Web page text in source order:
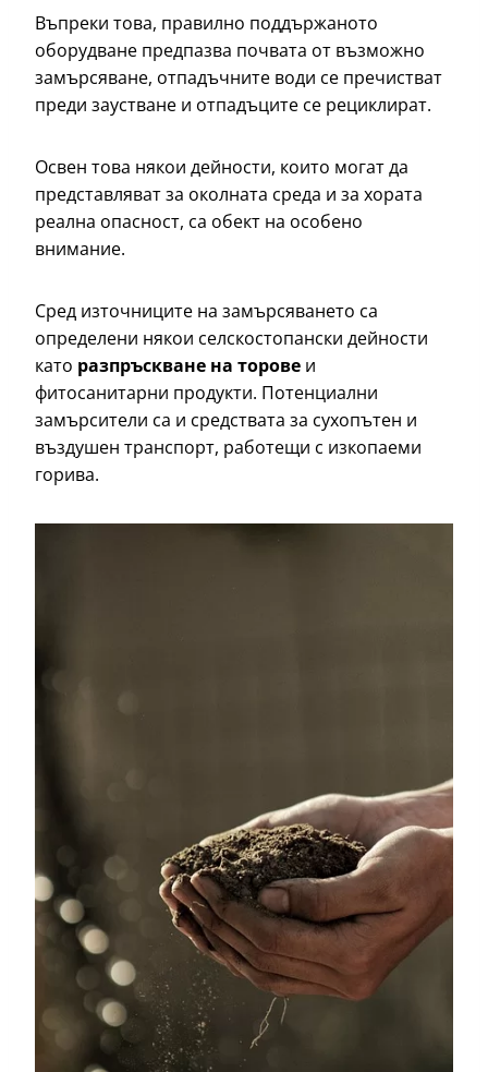
Въпреки това, правилно поддържаното
оборудване предпазва почвата от възможно
замърсяване, отпадъчните води се пречистват
преди заустване и отпадъците се рециклират.
Освен това някои дейности, които могат да
представляват за околната среда и за хората
реална опасност, са обект на особено
внимание.
Сред източниците на замърсяването са
определени някои селскостопански дейности
като разпръскване на торове и
фитосанитарни продукти. Потенциални
замърсители са и средствата за сухопътен и
въздушен транспорт, работещи с изкопаеми
горива.